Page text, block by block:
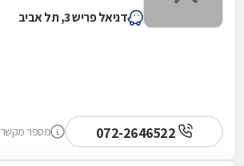
דניאל פריש 3, תל אביב
מספר מקשר